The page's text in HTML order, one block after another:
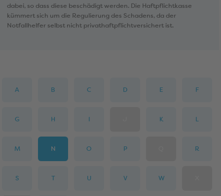
dabei, so dass diese beschädigt werden. Die Haftpflichtkasse
kümmert sich um die Regulierung des Schadens, da der
Notfallhelfer selbst nicht privathaftpflichtversichert ist.
A B C D E F
G H I K L
M N O P R
S T U V W